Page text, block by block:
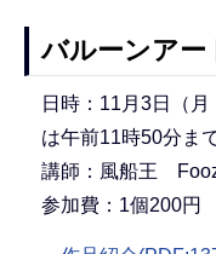
バルーンアー
日時：11月3日（
は午前11時50分まで
講師：風船王
参加費：1個200円